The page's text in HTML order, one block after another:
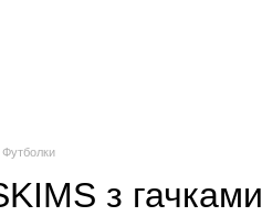
з гачками